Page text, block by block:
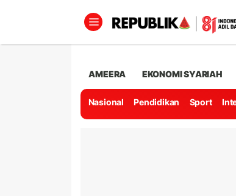
AMEERA EKONOMI SYARIAH
Nasional Pendidikan Sport